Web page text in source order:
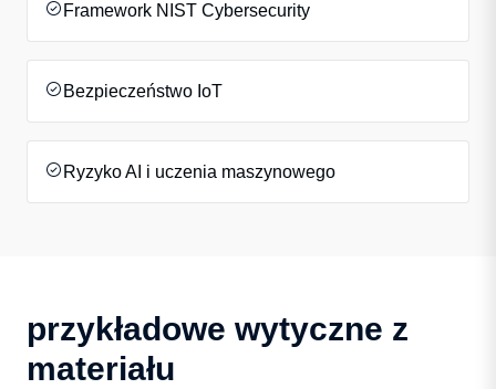
Framework NIST Cybersecurity
Bezpieczeństwo IoT
Ryzyko AI i uczenia maszynowego
przykładowe wytyczne z
materiału